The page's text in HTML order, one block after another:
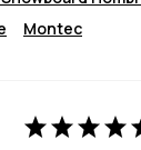
Montec